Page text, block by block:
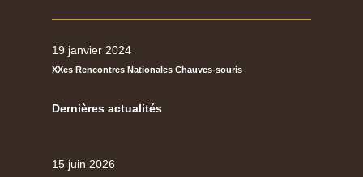
19 janvier 2024
XXes Rencontres Nationales Chauves-souris
Dernières actualités
15 juin 2026